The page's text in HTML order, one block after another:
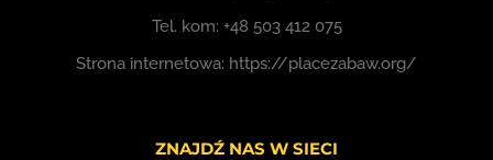
Tel. kom: +48 503 412 075
Strona internetowa: https://placezabaw.org/
ZNAJDŹ NAS W SIECI